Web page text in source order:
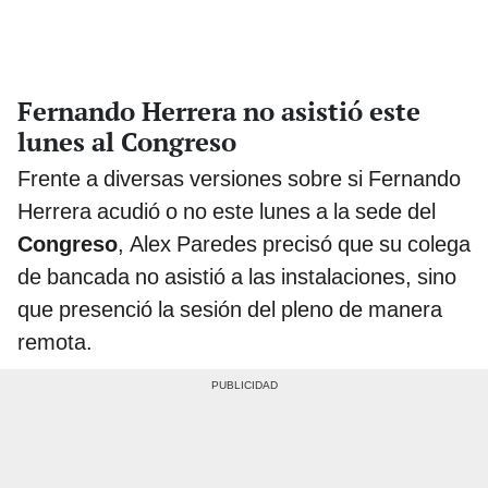
Fernando Herrera no asistió este
lunes al Congreso
Frente a diversas versiones sobre si Fernando
Herrera acudió o no este lunes a la sede del
Congreso, Alex Paredes precisó que su colega
de bancada no asistió a las instalaciones, sino
que presenció la sesión del pleno de manera
remota.